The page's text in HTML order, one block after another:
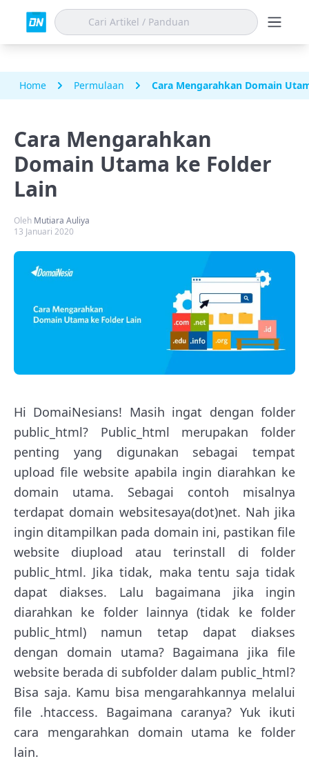
Home Permulaan Cara Mengarahkan Domain
Cara Mengarahkan
Domain Utama ke Folder
Lain
Oleh Mutiara Auliya
13 Januari 2020
Hi DomaiNesians! Masih ingat dengan folder
public_html? Public_html merupakan folder
penting yang digunakan sebagai tempat
upload file website apabila ingin diarahkan ke
domain utama. Sebagai contoh misalnya
terdapat domain websitesaya(dot)net. Nah jika
ingin ditampilkan pada domain ini, pastikan file
website diupload atau terinstall di folder
public_html. Jika tidak, maka tentu saja tidak
dapat diakses. Lalu bagaimana jika ingin
diarahkan ke folder lainnya (tidak ke folder
public_html) namun tetap dapat diakses
dengan domain utama? Bagaimana jika file
website berada di subfolder dalam public_html?
Bisa saja. Kamu bisa mengarahkannya melalui
file .htaccess. Bagaimana caranya? Yuk ikuti
cara mengarahkan domain utama ke folder
lain.